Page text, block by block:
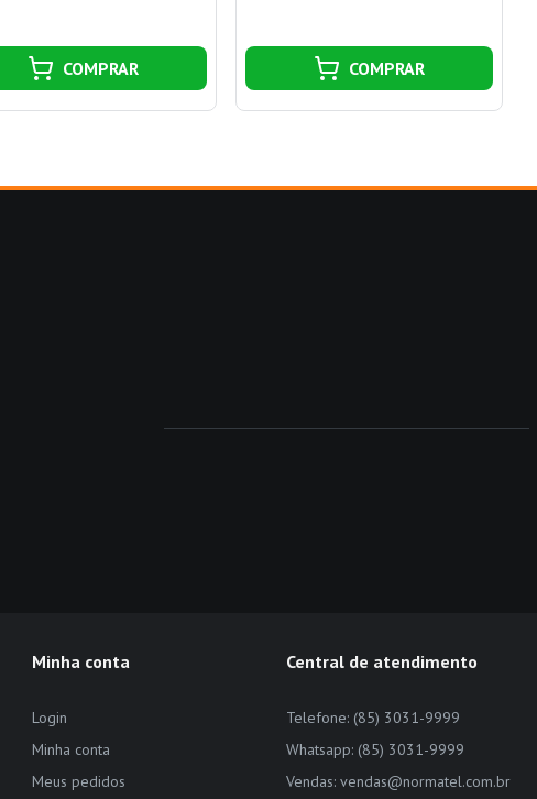
COMPRAR COMPRAR
Minha conta
Login
Minha conta
Meus pedidos
Central de atendimento
Telefone: (85) 3031-9999
Whatsapp: (85) 3031-9999
Vendas: vendas@normatel.com.br